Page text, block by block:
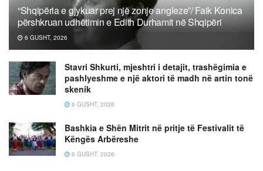
“Shqipëria e gjykuar prej një zonje angleze”/ Faik Konica
përshkruan udhëtimin e Edith Durhamit në Shqipëri
6 GUSHT, 2026
Stavri Shkurti, mjeshtri i detajit, trashëgimia e
pashlyeshme e një aktori të madh në artin tonë
skenik
6 GUSHT, 2026
Bashkia e Shën Mitrit në pritje të Festivalit të
Këngës Arbëreshe
6 GUSHT, 2026